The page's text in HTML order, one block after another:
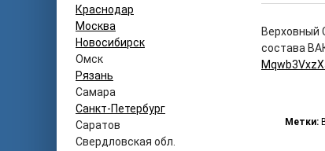
Краснодар
Москва
Новосибирск
Омск
Рязань
Самара
Санкт-Петербург
Саратов
Свердловская обл.
Верховный
состава
Метки: